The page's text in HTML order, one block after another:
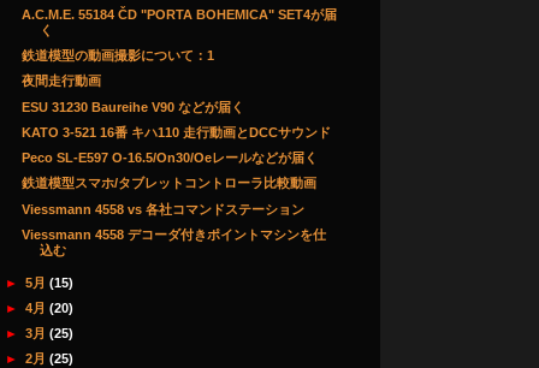
A.C.M.E. 55184 ČD "PORTA BOHEMICA" SET4が届
く
鉄道模型の動画撮影について：1
夜間走行動画
ESU 31230 Baureihe V90 などが届く
KATO 3-521 16番 キハ110 走行動画とDCCサウンド
Peco SL-E597 O-16.5/On30/Oeレールなどが届く
鉄道模型スマホ/タブレットコントローラ比較動画
Viessmann 4558 vs 各社コマンドステーション
Viessmann 4558 デコーダ付きポイントマシンを仕
込む
►5月(15)
►4月(20)
►3月(25)
►2月(25)